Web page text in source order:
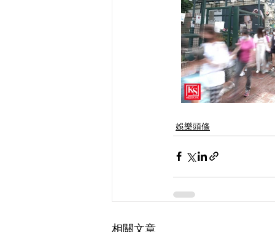
娛樂頭條
相關文章